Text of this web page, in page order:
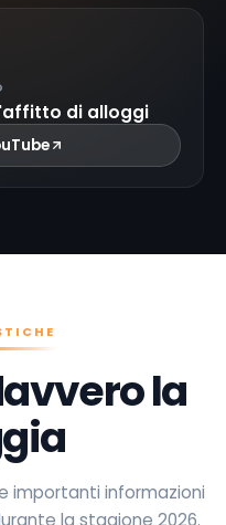
di alloggi
la
importanti informazioni
la stagione 2026.